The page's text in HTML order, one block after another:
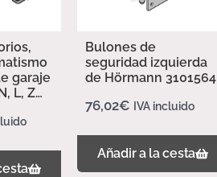
garaje
L, Z
Bulones de
seguridad izquierda
de Hörmann 3101564
76,02€ IVA incluido
Añadir a la cesta